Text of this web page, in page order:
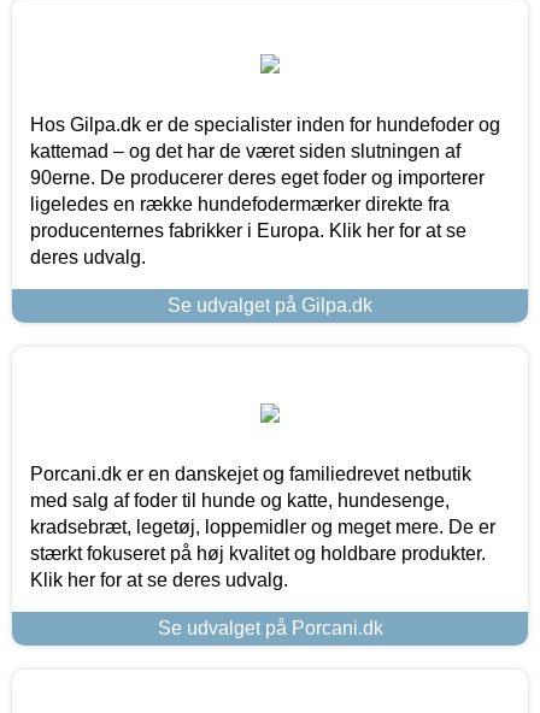
Hos Gilpa.dk er de specialister inden for hundefoder og
kattemad – og det har de været siden slutningen af
90erne. De producerer deres eget foder og importerer
ligeledes en række hundefodermærker direkte fra
producenternes fabrikker i Europa. Klik her for at se
deres udvalg.
Se udvalget på Gilpa.dk
Porcani.dk er en danskejet og familiedrevet netbutik
med salg af foder til hunde og katte, hundesenge,
kradsebræt, legetøj, loppemidler og meget mere. De er
stærkt fokuseret på høj kvalitet og holdbare produkter.
Klik her for at se deres udvalg.
Se udvalget på Porcani.dk